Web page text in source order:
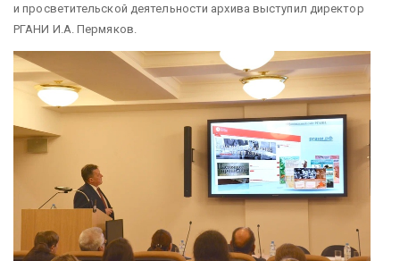
и просветительской деятельности архива выступил директор
РГАНИ И.А. Пермяков.